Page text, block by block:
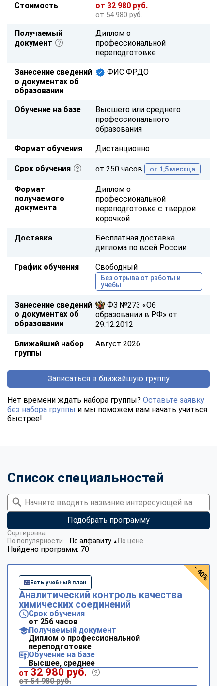
Стоимость от 32 980 руб.
от 54 980 руб.
Получаемый
документ
Диплом о
профессиональной
переподготовке
Занесение сведений
о документах об
образовании
ФИС ФРДО
Обучение на базе
Высшего или среднего
профессионального
образования
Формат обучения Дистанционно
Срок обучения от 250 часов от 1,5 месяца
Формат
получаемого
документа
Диплом о
профессиональной
переподготовке с твердой
корочкой
Доставка
Бесплатная доставка
диплома по всей России
График обучения Свободный
Без отрыва от работы и
учебы
Занесение сведений
о документах об
образовании
ФЗ №273 «Об
образовании в РФ» от
29.12.2012
Ближайший набор
группы
Август 2026
Записаться в ближайшую группу
Нет времени ждать набора группы? Оставьте заявку
без набора группы и мы поможем вам начать учиться
быстрее!
Список специальностей
Подобрать программу
Найдено программ: 70
Сортировка:
По популярности
По алфавиту ▼ По цене
Есть учебный план
Аналитический контроль качества
химических соединений
Срок обучения
от 256 часов
Получаемый документ
Диплом о профессиональной
переподготовке
Обучение на базе
Высшее, среднее
от 32 980 руб.
от 54 980 руб.
- 40%